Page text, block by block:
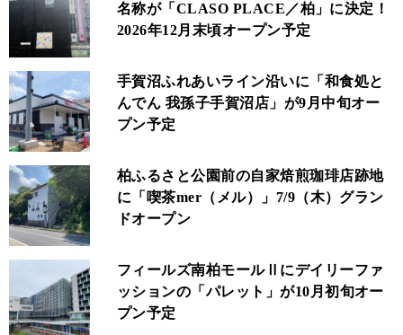
名称が「CLASO PLACE／柏」に決定！
2026年12月末頃オープン予定
手賀沼ふれあいライン沿いに「和食処と
んでん 我孫子手賀沼店」が9月中旬オー
プン予定
柏ふるさと公園前の自家焙煎珈琲店跡地
に「喫茶mer（メル）」7/9（木）グラン
ドオープン
フィールズ南柏モールⅡにデイリーファ
ッションの「パレット」が10月初旬オー
プン予定